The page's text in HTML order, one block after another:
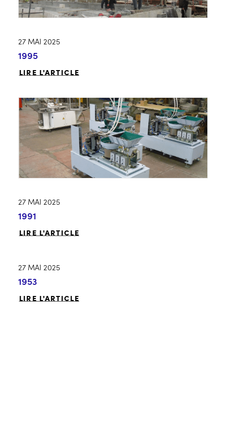
27 MAI 2025
1995
LIRE L'ARTICLE
27 MAI 2025
1991
LIRE L'ARTICLE
27 MAI 2025
1953
LIRE L'ARTICLE